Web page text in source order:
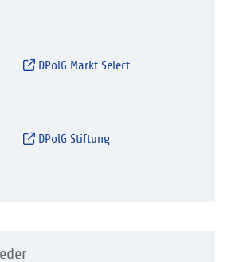
DPolG Markt Select
DPolG Stiftung